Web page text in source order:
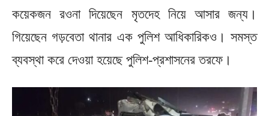
কয়েকজন রওনা দিয়েছেন মৃতদেহ নিয়ে আসার জন্য।
গিয়েছেন গড়বেতা থানার এক পুলিশ আধিকারিকও। সমস্ত
ব্যবস্থা করে দেওয়া হয়েছে পুলিশ-প্রশাসনের তরফে।